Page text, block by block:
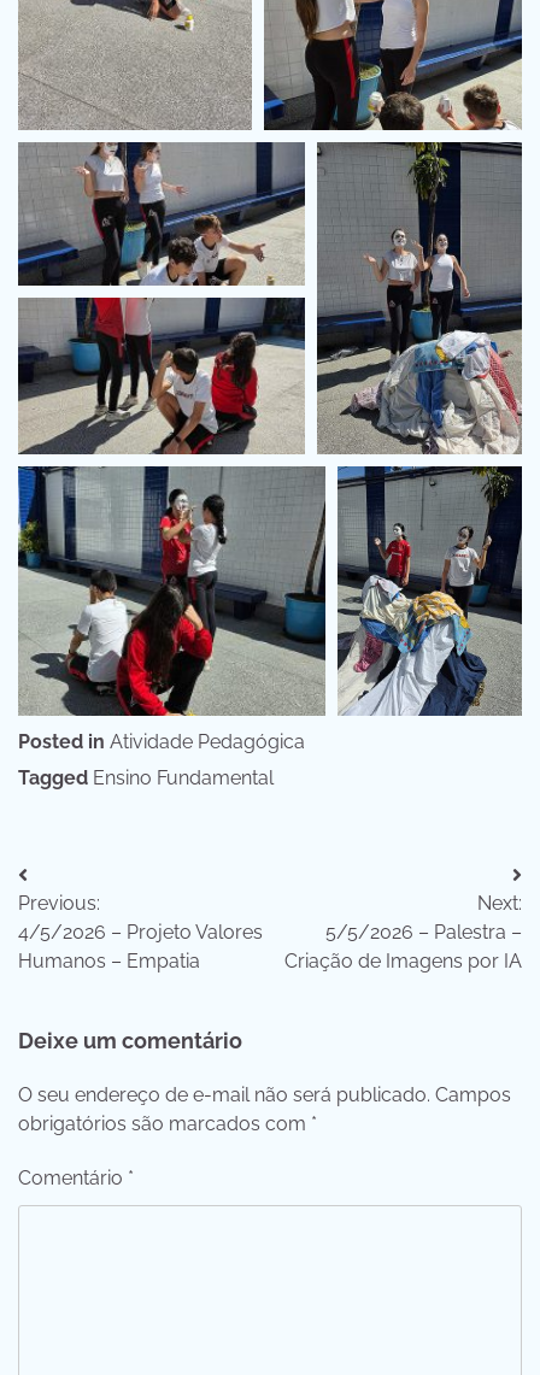
Posted in Atividade Pedagógica
Tagged Ensino Fundamental
Navegação
de
Post
Previous:
4/5/2026 – Projeto Valores
Humanos – Empatia
Next:
5/5/2026 – Palestra –
Criação de Imagens por IA
Deixe um comentário
O seu endereço de e-mail não será publicado. Campos
obrigatórios são marcados com *
Comentário *